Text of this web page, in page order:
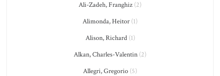
Ali-Zadeh, Franghiz (2)
Alimonda, Heitor (1)
Alison, Richard(1)
Alkan, Charles-Valentin (2)
Allegri, Gregorio (5)